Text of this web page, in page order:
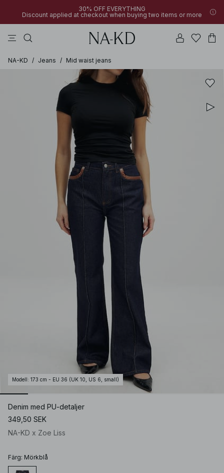
30% OFF EVERYTHING
Discount applied at checkout when buying two items or more
NA-KD / Jeans / Mid waist jeans
Modell : 173 cm - EU 36 (UK 10, US 6, small)
Denim med PU-detaljer
349,50 SEK
NA-KD x Zoe Liss
Färg: Mörkblå